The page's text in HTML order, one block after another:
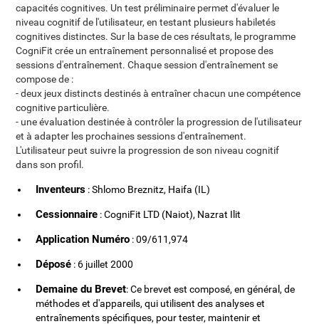
capacités cognitives. Un test préliminaire permet d'évaluer le
niveau cognitif de l'utilisateur, en testant plusieurs habiletés
cognitives distinctes. Sur la base de ces résultats, le programme
CogniFit crée un entraînement personnalisé et propose des
sessions d'entraînement. Chaque session d'entraînement se
compose de :
- deux jeux distincts destinés à entraîner chacun une compétence
cognitive particulière.
- une évaluation destinée à contrôler la progression de l'utilisateur
et à adapter les prochaines sessions d'entraînement.
L'utilisateur peut suivre la progression de son niveau cognitif
dans son profil.
Inventeurs : Shlomo Breznitz, Haifa (IL)
Cessionnaire : CogniFit LTD (Naiot), Nazrat Ilit
Application Numéro : 09/611,974
Déposé : 6 juillet 2000
Demaine du Brevet: Ce brevet est composé, en général, de
méthodes et d'appareils, qui utilisent des analyses et
entraînements spécifiques, pour tester, maintenir et